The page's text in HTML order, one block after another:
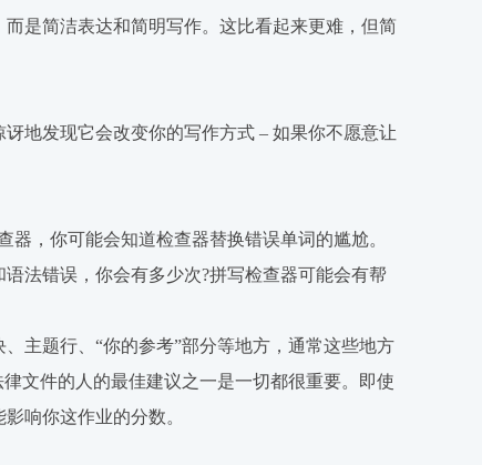
是简洁表达和简明写作。这比看起来更难，但简
地发现它会改变你的写作方式 – 如果你不愿意让
，你可能会知道检查器替换错误单词的尴尬。
法错误，你会有多少次?拼写检查器可能会有帮
主题行、“你的参考”部分等地方，通常这些地方
文件的人的最佳建议之一是一切都很重要。即使
响你这作业的分数。